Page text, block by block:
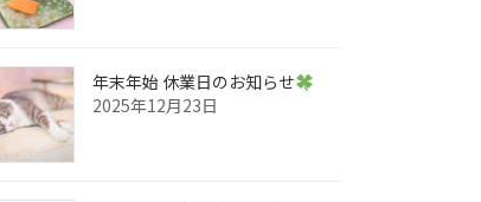
年末年始 休業日のお知らせ
2025年12月23日